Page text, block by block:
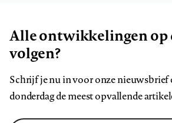
Alle ontwikkelingen op
volgen?
Schrijf je nu in voor onze nieuwsbrief
donderdag de meest opvallende